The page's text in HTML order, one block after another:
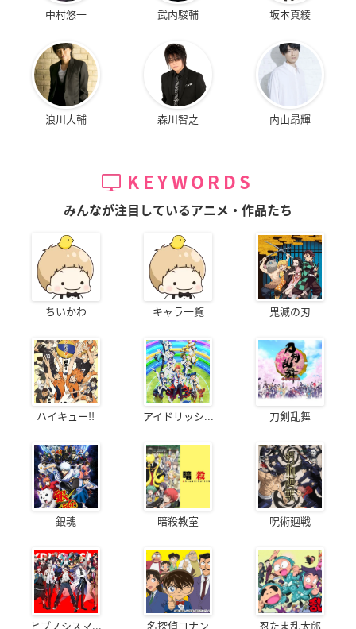
中村悠一 武内駿輔 坂本真綾
浪川大輔 森川智之 内山昂輝
KEYWORDS
みんなが注目しているアニメ・作品たち
ちいかわ キャラ一覧 鬼滅の刃
ハイキュー!! アイドリッシ... 刀剣乱舞
銀魂 暗殺教室 呪術廻戦
ヒプノシスマ... 名探偵コナン 忍たま乱太郎